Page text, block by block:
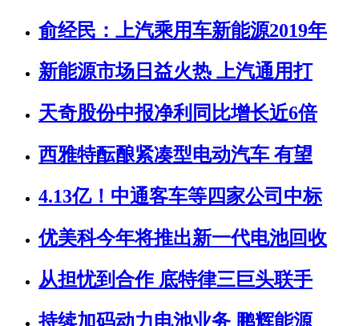
俞经民：上汽乘用车新能源2019年
新能源市场日益火热 上汽通用打
天奇股份中报净利同比增长近6倍
西雅特酝酿紧凑型电动汽车 有望
4.13亿！中通客车等四家公司中标
优美科今年将推出新一代电池回收
从担忧到合作 底特律三巨头联手
持续加码动力电池业务 鹏辉能源